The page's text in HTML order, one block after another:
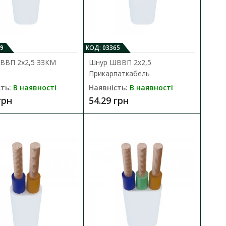
електричних
В порівняння
електричних
ДО КОШИКА
2х2,5 ЗЗКМ
В наявності
КОД: 03365
Шнур ШВВП 2х2,5
Прикарпаткабель
Наявність: В наявності
54.29 грн